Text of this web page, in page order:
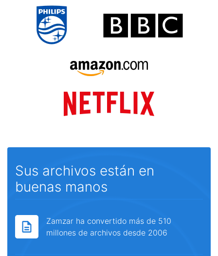
Sus archivos están en
buenas manos
Zamzar ha convertido más de 510
millones de archivos desde 2006